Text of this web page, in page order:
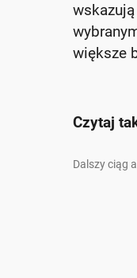
większe
Czytaj
Dalszy ciąg